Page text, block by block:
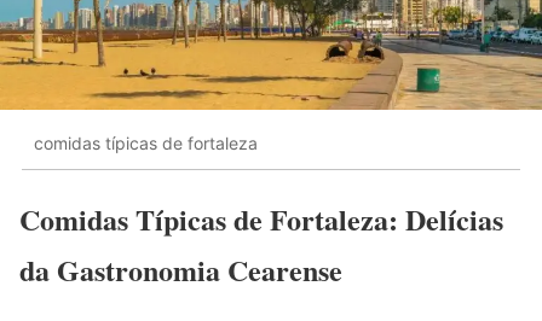
comidas típicas de fortaleza
Comidas Típicas de Fortaleza: Delícias
da Gastronomia Cearense